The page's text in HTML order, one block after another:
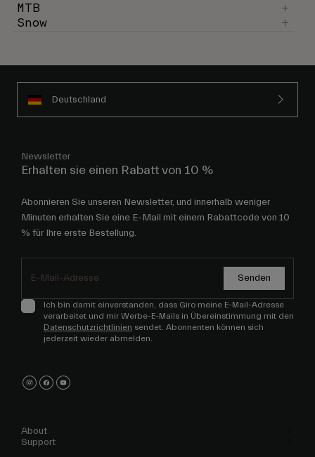
MTB
Snow
Deutschland
Newsletter
Erhalten sie einen Rabatt von 10 %
Abonnieren Sie unseren Newsletter, und innerhalb weniger
Minuten erhalten Sie eine E-Mail mit einem Rabattcode von 10
% für Ihre erste Bestellung.
Senden
Ich bin damit einverstanden, dass Giro meine E-Mail-Adresse
verarbeitet und mir Werbe-E-Mails in Übereinstimmung mit den
Datenschutzrichtlinien sendet. Abonnenten können sich
jederzeit wieder abmelden.
About
Support